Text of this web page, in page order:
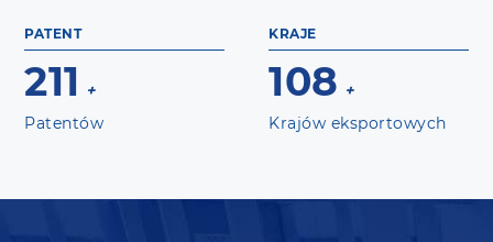
PATENT
211 +
Patentów
KRAJE
108 +
Krajów eksportowych